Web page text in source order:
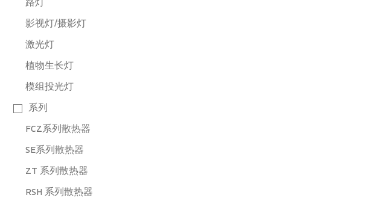
路灯
影视灯/摄影灯
激光灯
植物生长灯
模组投光灯
系列
FCZ系列散热器
SE系列散热器
ZT 系列散热器
RSH 系列散热器